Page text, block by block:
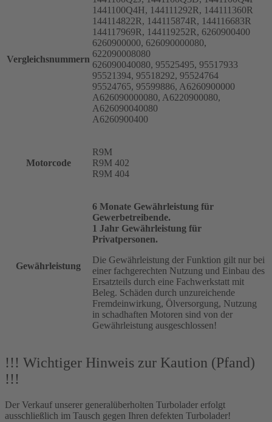
Vergleichsnummern
1441100Q4H, 144111292R, 144111360R
144114822R, 144115874R, 144116683R
144117969R, 144119252R, 6260900400
6260900000, 626090000080,
622090008080
626090040080, 95525495, 95517933
95521394, 95518292, 95524764
95524765, 95599886, A6260900000
A626090000080, A6220900080,
A626090040080
A6260900400
Motorcode
R9M
R9M 402
R9M 404
Gewährleistung
6 Monate Gewährleistung für
Gewerbetreibende.
1 Jahr Gewährleistung für
Privatpersonen.
Die Gewährleistung der Funktion gilt nur bei
einer fachgerechten Nutzung und Einbau des
Ersatzteils durch eine Fachwerkstatt mit
Beleg. Schäden durch unzureichende
Fremdeinwirkung, Ölversorgung, Nutzung
in schadhaften Motoren sind von der
Gewährleistung ausgeschlossen!
!!! Wichtiger Hinweis zur Kaution (Pfand)
!!!
Der Verkauf unserer generalüberholten Turbolader erfolgt
ausschließlich im Tausch gegen Ihren defekten Turbolader!